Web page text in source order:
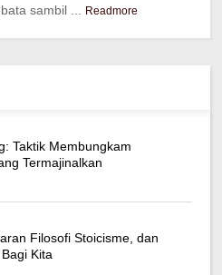
sambil ...
Readmore
Taktik Membungkam
Termajinalkan
Filosofi Stoicisme, dan
Kita